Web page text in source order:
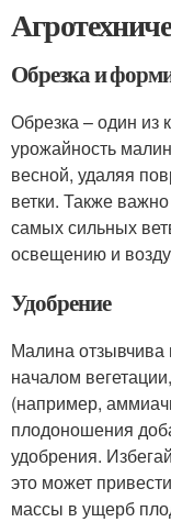
Обрезка и
Обрезка – один
урожайность
весной, удаляя
ветки. Также
самых сильных
освещению и
Удобрение
Малина отзывчива
началом
(например,
плодоношения
удобрения.
это может
массы в ущерб